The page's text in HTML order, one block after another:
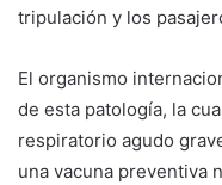
tripulación y los
El organismo
de esta patología, la
respiratorio agudo
una vacuna preventiva